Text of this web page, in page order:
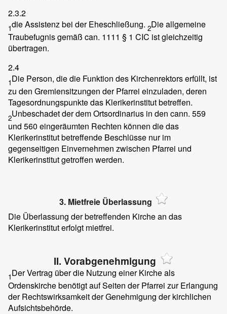
2.3.2
1die Assistenz bei der Eheschließung. 2Die allgemeine
Traubefugnis gemäß can. 1111 § 1 CIC ist gleichzeitig
übertragen.
2.4
1Die Person, die die Funktion des Kirchenrektors erfüllt, ist
zu den Gremiensitzungen der Pfarrei einzuladen, deren
Tagesordnungspunkte das Klerikerinstitut betreffen.
2Unbeschadet der dem Ortsordinarius in den cann. 559
und 560 eingeräumten Rechten können die das
Klerikerinstitut betreffende Beschlüsse nur im
gegenseitigen Einvernehmen zwischen Pfarrei und
Klerikerinstitut getroffen werden.
3. Mietfreie Überlassung
Die Überlassung der betreffenden Kirche an das
Klerikerinstitut erfolgt mietfrei.
II. Vorabgenehmigung
1Der Vertrag über die Nutzung einer Kirche als
Ordenskirche benötigt auf Seiten der Pfarrei zur Erlangung
der Rechtswirksamkeit der Genehmigung der kirchlichen
Aufsichtsbehörde.